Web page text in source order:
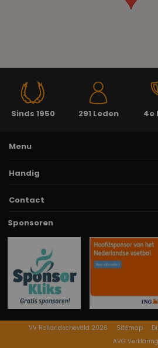
Sinds 1950 291 Leden 4e
Menu
Handig
Contact
Sponsoren
VV Hollandscheveld 2026 Sitemap
AVG Verklaring